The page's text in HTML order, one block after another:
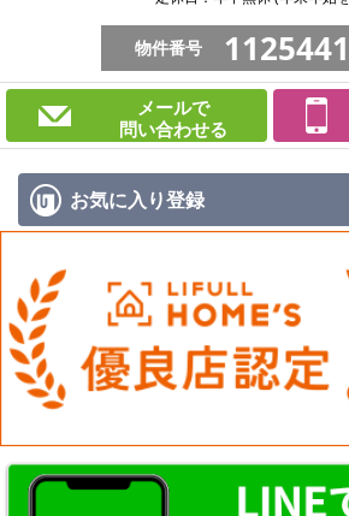
物件番号
メールで
問い合わせる
お気に入り登録